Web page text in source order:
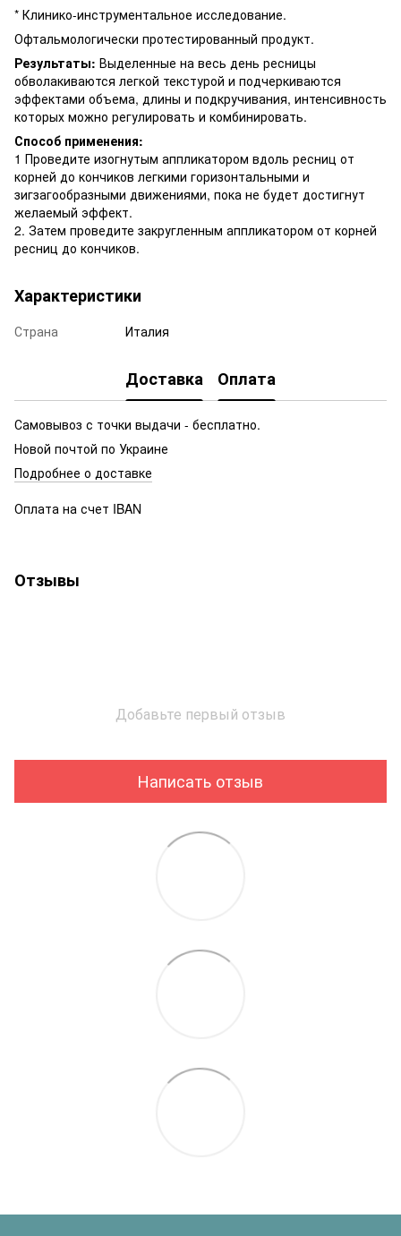
* Клинико-инструментальное исследование.
Офтальмологически протестированный продукт.
Результаты: Выделенные на весь день ресницы
обволакиваются легкой текстурой и подчеркиваются
эффектами объема, длины и подкручивания, интенсивность
которых можно регулировать и комбинировать.
Способ применения:
1 Проведите изогнутым аппликатором вдоль ресниц от
корней до кончиков легкими горизонтальными и
зигзагообразными движениями, пока не будет достигнут
желаемый эффект.
2. Затем проведите закругленным аппликатором от корней
ресниц до кончиков.
Характеристики
Страна Италия
Доставка Оплата
Самовывоз с точки выдачи - бесплатно.
Новой почтой по Украине
Подробнее о доставке
Оплата на счет IBAN
Отзывы
Добавьте первый отзыв
Написать отзыв